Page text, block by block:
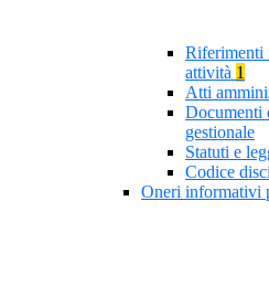
Riferimenti
attività 1
Atti
Documenti
gestionale
Statuti e
Codice
Oneri informativi